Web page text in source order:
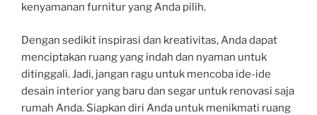
kenyamanan furnitur yang Anda pilih.
Dengan sedikit inspirasi dan kreativitas, Anda dapat
menciptakan ruang yang indah dan nyaman untuk
ditinggali. Jadi, jangan ragu untuk mencoba ide-ide
desain interior yang baru dan segar untuk renovasi saja
rumah Anda. Siapkan diri Anda untuk menikmati ruang